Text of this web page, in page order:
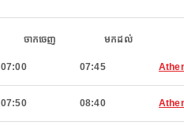
ចាកចេញ មកដល់
07:00 07:45
07:50 08:40